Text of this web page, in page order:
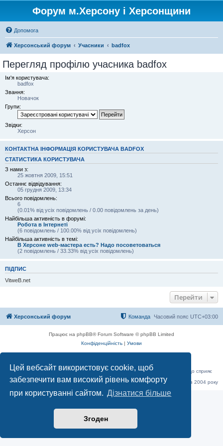
Цей вебсайт використовує cookie, щоб
забезпечити вам високий рівень комфорту
при користуванні сайтом. Дізнатися більше
Згоден
Форум м.Херсону і Херсонщини
Допомога
Херсонський форум Учасники badfox
Перегляд профілю учасника badfox
Ім'я користувача:
badfox
Звання:
Новачок
Групи:
Звідки:
Херсон
КОНТАКТНА ІНФОРМАЦІЯ КОРИСТУВАЧА BADFOX
СТАТИСТИКА КОРИСТУВАЧА
З нами з:
25 жовтня 2009, 15:51
Останнє відвідування:
05 грудня 2009, 13:34
Всього повідомлень:
6
(0.01% від усіх повідомлень / 0.00 повідомлень за день)
Найбільша активність в форумі:
Робота в Інтернеті
(6 повідомлень / 100.00% від усіх повідомлень)
Найбільша активність в темі:
В Херсоне web-мастера есть? Надо посоветоваться
(2 повідомлень / 33.33% від усіх повідомлень)
ПІДПИС
VitweB.net
Перейти
Херсонський форум Часовий пояс UTC+03:00
Команда
Працює на phpBB® Forum Software © phpBB Limited
Конфіденційність
Умови
«Херсонський форум» – приватний, незалежний інтерактивний веб-ресурс, що сприяє
комунікації через глобальну мережу Інтернет.
Відкривайтеhf.uaта приєднуйтесь до дружньої спільноти, яка тут спілкується з 2004 року